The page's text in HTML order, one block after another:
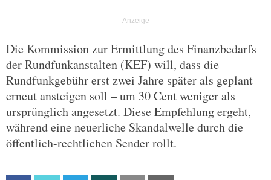
Die Kommission zur Ermittlung des Finanzbedarfs
der Rundfunkanstalten (KEF) will, dass die
Rundfunkgebühr erst zwei Jahre später als geplant
erneut ansteigen soll – um 30 Cent weniger als
ursprünglich angesetzt. Diese Empfehlung ergeht,
während eine neuerliche Skandalwelle durch die
öffentlich-rechtlichen Sender rollt.